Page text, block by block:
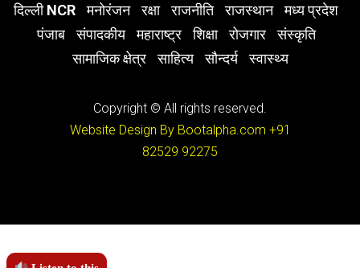
दिल्ली NCR
मनोरंजन रक्षा राजनीति राजस्थान
मध्य प्रदेश
पंजाब
संपादकीय महाराष्ट्र शिक्षा रोजगार
संस्कृति
सामाजिक क्षेत्र
साहित्य सौन्दर्य स्वास्थ्य
Copyright © All rights reserved.
Website Design By Bootalpha.com +91
82529 92275